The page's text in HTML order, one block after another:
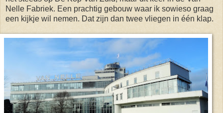
Nelle Fabriek. Een prachtig gebouw waar ik sowieso graag
een kijkje wil nemen. Dat zijn dan twee vliegen in één klap.